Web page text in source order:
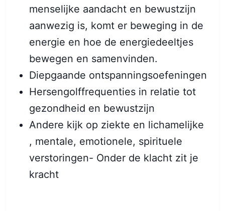
menselijke aandacht en bewustzijn
aanwezig is, komt er beweging in de
energie en hoe de energiedeeltjes
bewegen en samenvinden.
Diepgaande ontspanningsoefeningen
Hersengolffrequenties in relatie tot
gezondheid en bewustzijn
Andere kijk op ziekte en lichamelijke
, mentale, emotionele, spirituele
verstoringen- Onder de klacht zit je
kracht